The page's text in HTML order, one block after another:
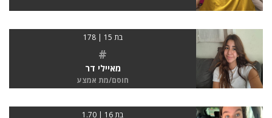
בת 15 | 178
#
מאיילי דר
חוסם/מת אמצע
בת 16 | 1.70